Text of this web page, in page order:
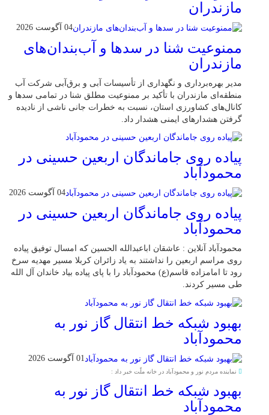
مازندران
04 آگوست 2026
ممنوعیت شنا در سدها و آب‌بندان‌‌های
مازندران
مدیر بهره‌برداری و نگهداری از تأسیسات آبی و برق‌آبی شرکت آب
منطقه‌ای مازندران با تأکید بر ممنوعیت مطلق شنا در تمامی سدها و
کانال‌های کشاورزی استان، نسبت به خطرات جانی ناشی از نادیده
گرفتن هشدارهای ایمنی هشدار داد.
پیاده روی جاماندگان اربعین حسینی در
محمودآباد
04 آگوست 2026
پیاده روی جاماندگان اربعین حسینی در
محمودآباد
محمودآباد آنلاین : عاشقان اباعبدالله الحسین که امسال توفیق پیاده
روی مراسم اربعین را نداشتند به یاد زائران کربلا مسیر مهدیه سرخ
رود تا امامزاده قاسم(ع) محمودآباد را با پای پیاده بیاد خاندان آل الله
طی مسیر کردند.
بهبود شبکه خط انتقال گاز نور به
محمودآباد
01 آگوست 2026
نماینده مردم نور و محمودآباد در خانه ملّت خبر داد :
بهبود شبکه خط انتقال گاز نور به
محمودآباد